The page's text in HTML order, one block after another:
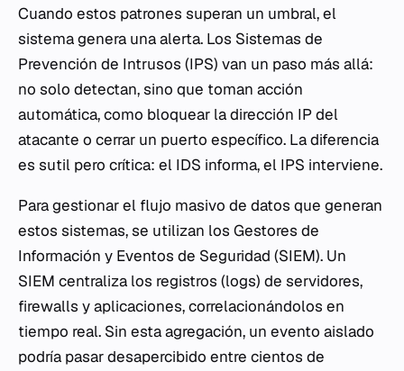
Cuando estos patrones superan un umbral, el
sistema genera una alerta. Los Sistemas de
Prevención de Intrusos (IPS) van un paso más allá:
no solo detectan, sino que toman acción
automática, como bloquear la dirección IP del
atacante o cerrar un puerto específico. La diferencia
es sutil pero crítica: el IDS informa, el IPS interviene.
Para gestionar el flujo masivo de datos que generan
estos sistemas, se utilizan los Gestores de
Información y Eventos de Seguridad (SIEM). Un
SIEM centraliza los registros (logs) de servidores,
firewalls y aplicaciones, correlacionándolos en
tiempo real. Sin esta agregación, un evento aislado
podría pasar desapercibido entre cientos de